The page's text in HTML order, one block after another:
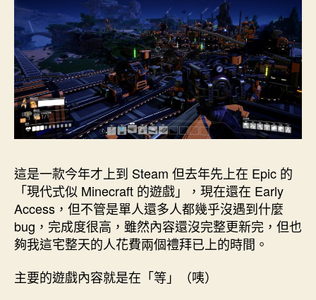
麼
就
天
亮
了
呢〉
中
這是一款今年才上到 Steam 但去年先上在 Epic 的
「現代式似 Minecraft 的遊戲」，現在還在 Early
Access，但不管是單人還多人都幾乎沒遇到什麼
bug，完成度很高，雖然內容還沒完整更新完，但也
夠我這宅整天的人花費兩個禮拜已上的時間。
主要的遊戲內容就是在「等」（咦）